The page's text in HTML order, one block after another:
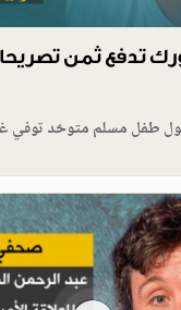
تدفع ثمن
حول طفل مسلم متوحّد توفي